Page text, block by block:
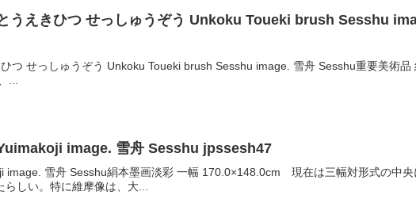
うえきひつ せっしゅうぞう Unkoku Toueki brush Sesshu
つ せっしゅうぞう Unkoku Toueki brush Sesshu image. 雪舟 Sesshu重要美術
...
image. 雪舟 Sesshu jpssesh47
image. 雪舟 Sesshu絹本墨画淡彩 一幅 170.0×148.0cm 現在は三幅対形式の中
しい。特に維摩像は、大...